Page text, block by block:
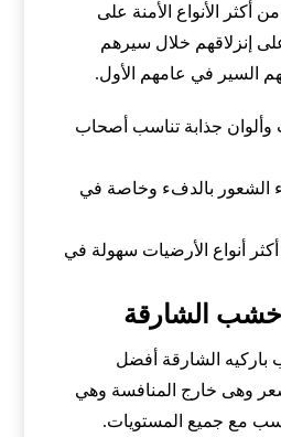
أكثر الأنواع الأمنة على
إنزلاقهم خلال سيرهم
السير في عامهم الأول.
وألوان جذابة تناسب أصحاب
الشعور بالدفء وخاصة في
أكثر أنواع الأرضيات سهولة في
الشارقة
الشارقة أفضل
سعر وهى خارج المنافسة وهي
مع جميع المستويات.